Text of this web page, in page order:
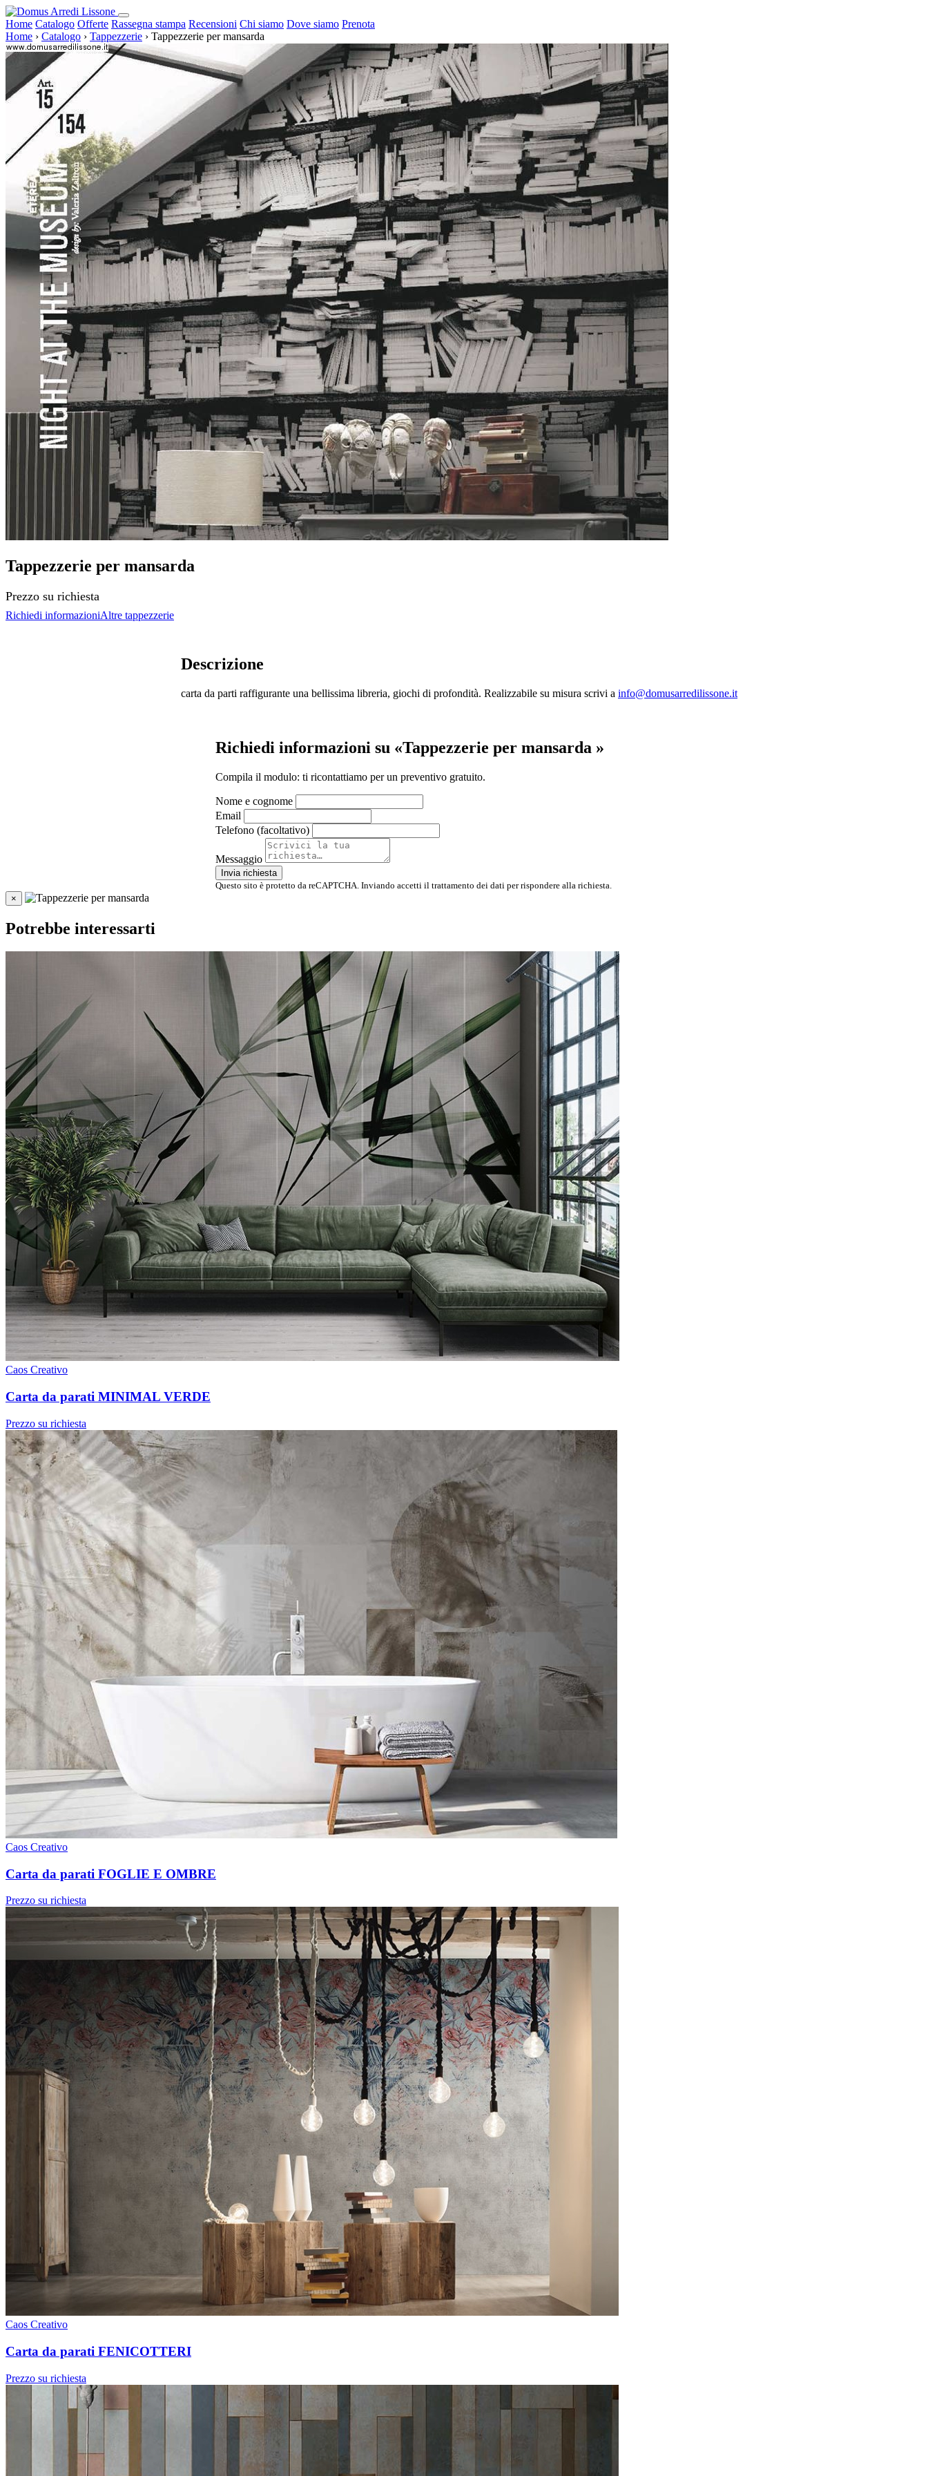
Home Catalogo Offerte Rassegna stampa Recensioni Chi siamo Dove siamo Prenota
Home › Catalogo › Tappezzerie › Tappezzerie per mansarda
Tappezzerie per mansarda
Prezzo su richiesta
Richiedi informazioniAltre tappezzerie
Descrizione
carta da parti raffigurante una bellissima libreria, giochi di profondità. Realizzabile su misura scrivi a info@domusarredilissone.it
Richiedi informazioni su «Tappezzerie per mansarda »
Compila il modulo: ti ricontattiamo per un preventivo gratuito.
Nome e cognome
Email
Telefono (facoltativo)
Messaggio
Invia richiesta
Questo sito è protetto da reCAPTCHA. Inviando accetti il trattamento dei dati per rispondere alla richiesta.
×
Potrebbe interessarti
Caos Creativo
Carta da parati MINIMAL VERDE
Prezzo su richiesta
Caos Creativo
Carta da parati FOGLIE E OMBRE
Prezzo su richiesta
Caos Creativo
Carta da parati FENICOTTERI
Prezzo su richiesta